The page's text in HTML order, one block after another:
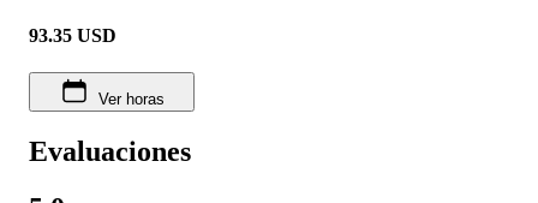
93.35 USD
Ver horas
Evaluaciones